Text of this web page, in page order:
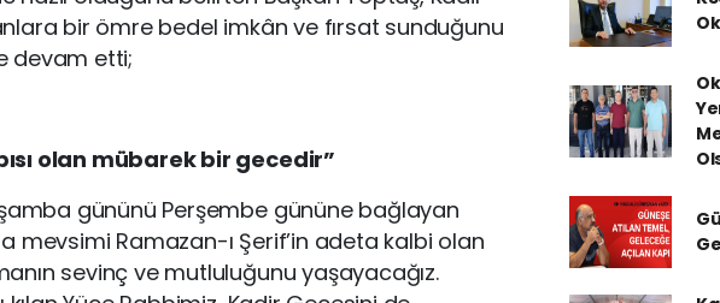
bir ömre bedel imkân ve fırsat sunduğunu
devam etti;
olan mübarek bir gecedir”
gününü Perşembe gününe bağlayan
mevsimi Ramazan-ı Şerif’in adeta kalbi olan
sevinç ve mutluluğunu yaşayacağız.